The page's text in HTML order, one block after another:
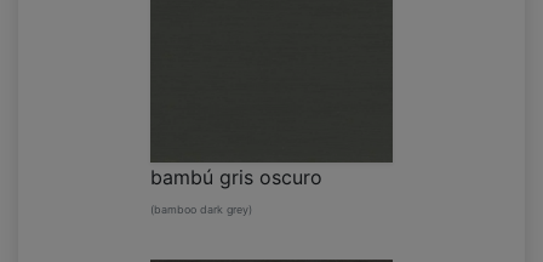
bambú gris oscuro
(bamboo dark grey)